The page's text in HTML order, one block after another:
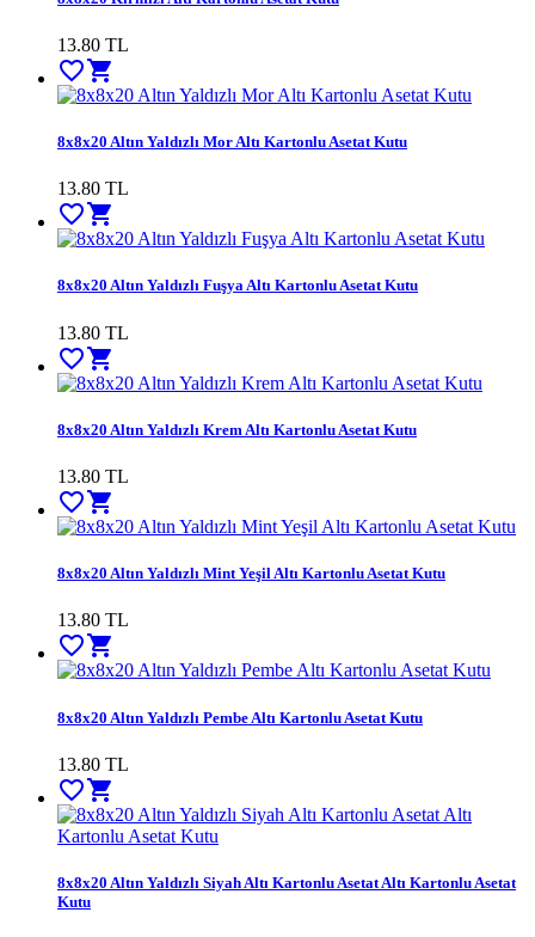
13.80 TL
favorite_bordershopping_cart
8x8x20 Altın Yaldızlı Mor Altı Kartonlu Asetat Kutu
13.80 TL
favorite_bordershopping_cart
8x8x20 Altın Yaldızlı Fuşya Altı Kartonlu Asetat Kutu
13.80 TL
favorite_bordershopping_cart
8x8x20 Altın Yaldızlı Krem Altı Kartonlu Asetat Kutu
13.80 TL
favorite_bordershopping_cart
8x8x20 Altın Yaldızlı Mint Yeşil Altı Kartonlu Asetat Kutu
13.80 TL
favorite_bordershopping_cart
8x8x20 Altın Yaldızlı Pembe Altı Kartonlu Asetat Kutu
13.80 TL
favorite_bordershopping_cart
8x8x20 Altın Yaldızlı Siyah Altı Kartonlu Asetat Altı Kartonlu Asetat
Kutu